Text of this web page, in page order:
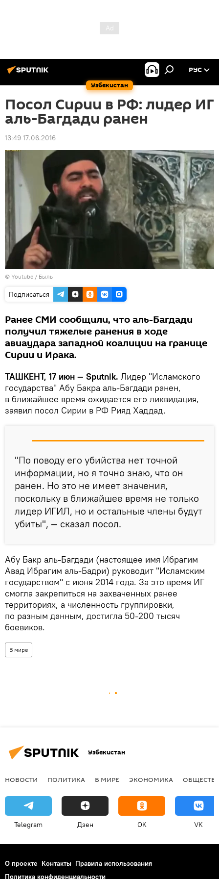
Узбекистан
РУС
Посол Сирии в РФ: лидер ИГ
аль-Багдади ранен
13:49 17.06.2016
© Youtube / Быль
Подписаться
Ранее СМИ сообщили, что аль-Багдади
получил тяжелые ранения в ходе
авиаудара западной коалиции на границе
Сирии и Ирака.
ТАШКЕНТ, 17 июн — Sputnik. Лидер "Исламского
государства" Абу Бакра аль-Багдади ранен,
в ближайшее время ожидается его ликвидация,
заявил посол Сирии в РФ Рияд Хаддад.
"По поводу его убийства нет точной
информации, но я точно знаю, что он
ранен. Но это не имеет значения,
поскольку в ближайшее время не только
лидер ИГИЛ, но и остальные члены будут
убиты", — сказал посол.
Абу Бакр аль-Багдади (настоящее имя Ибрагим
Авад Ибрагим аль-Бадри) руководит "Исламским
государством" с июня 2014 года. За это время ИГ
смогла закрепиться на захваченных ранее
территориях, а численность группировки,
по разным данным, достигла 50-200 тысяч
боевиков.
В мире
Узбекистан
НОВОСТИ ПОЛИТИКА В МИРЕ ЭКОНОМИКА
Telegram Дзен OK VK
О проекте Контакты Правила использования
Политика конфиденциальности